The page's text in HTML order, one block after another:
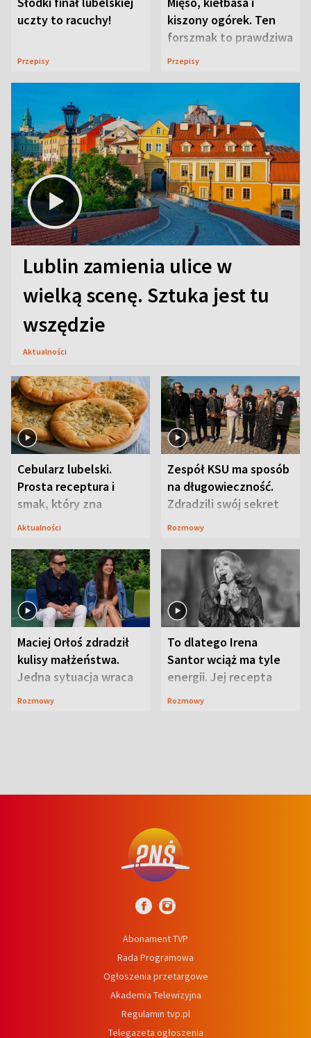
uczty to racuchy!
Przepisy
kiszony ogórek. Ten
forszmak to prawdziwa
uczta
Przepisy
Lublin zamienia ulice w
wielką scenę. Sztuka jest tu
wszędzie
Aktualności
Cebularz lubelski.
Prosta receptura i
smak, który zna
Lubelszczyzna
Aktualności
Zespół KSU ma sposób
na długowieczność.
Zdradzili swój sekret
Rozmowy
Maciej Orłoś zdradził
kulisy małżeństwa.
Jedna sytuacja wraca
jak bumerang
Rozmowy
To dlatego Irena
Santor wciąż ma tyle
energii. Jej recepta
jest zaskakująco
Rozmowy
Abonament TVP
Rada Programowa
Ogłoszenia przetargowe
Akademia Telewizyjna
Regulamin tvp.pl
Telegazeta ogłoszenia